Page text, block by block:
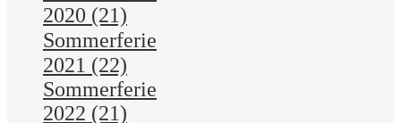
2020 (21)
Sommerferie
2021 (22)
Sommerferie
2022 (21)